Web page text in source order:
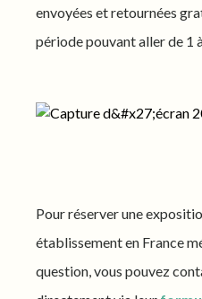
envoyées et retournées
période pouvant aller de 1
Pour réserver une
établissement en France
question, vous pouvez